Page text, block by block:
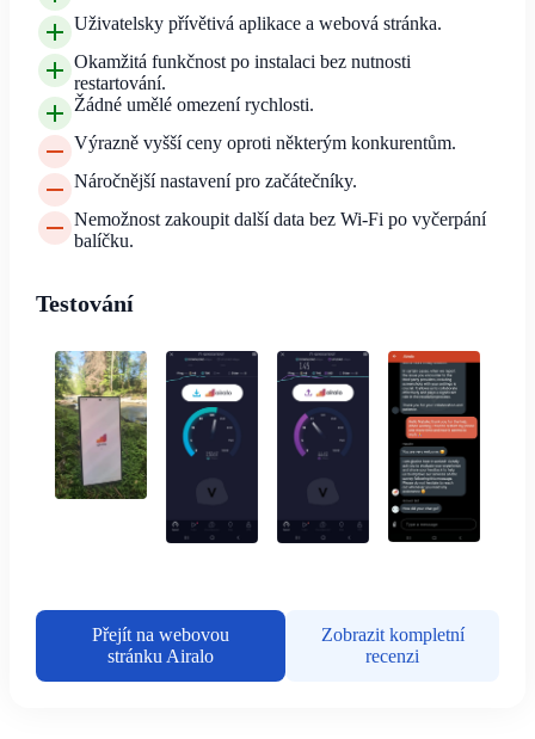
Uživatelsky přívětivá aplikace a webová stránka.
Okamžitá funkčnost po instalaci bez nutnosti
restartování.
Žádné umělé omezení rychlosti.
Výrazně vyšší ceny oproti některým konkurentům.
Náročnější nastavení pro začátečníky.
Nemožnost zakoupit další data bez Wi-Fi po vyčerpání
balíčku.
Testování
Přejít na webovou
stránku Airalo
Zobrazit kompletní
recenzi